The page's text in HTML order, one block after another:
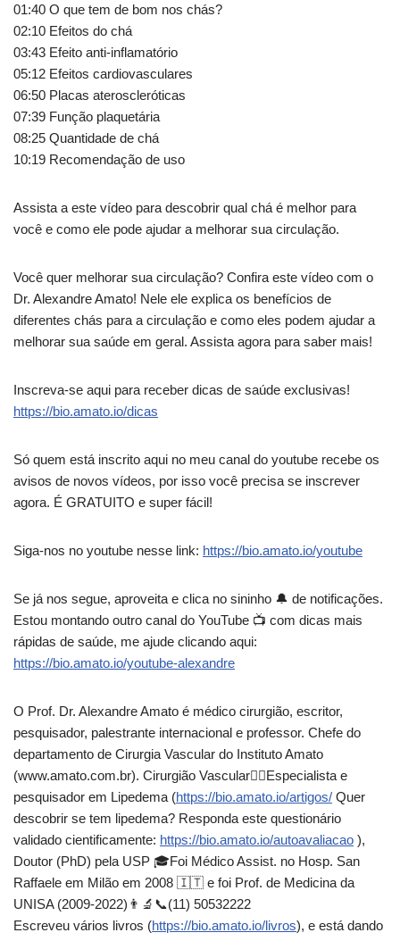
01:40 O que tem de bom nos chás?
02:10 Efeitos do chá
03:43 Efeito anti-inflamatório
05:12 Efeitos cardiovasculares
06:50 Placas ateroscleróticas
07:39 Função plaquetária
08:25 Quantidade de chá
10:19 Recomendação de uso
Assista a este vídeo para descobrir qual chá é melhor para
você e como ele pode ajudar a melhorar sua circulação.
Você quer melhorar sua circulação? Confira este vídeo com o
Dr. Alexandre Amato! Nele ele explica os benefícios de
diferentes chás para a circulação e como eles podem ajudar a
melhorar sua saúde em geral. Assista agora para saber mais!
Inscreva-se aqui para receber dicas de saúde exclusivas!
https://bio.amato.io/dicas
Só quem está inscrito aqui no meu canal do youtube recebe os
avisos de novos vídeos, por isso você precisa se inscrever
agora. É GRATUITO e super fácil!
Siga-nos no youtube nesse link: https://bio.amato.io/youtube
Se já nos segue, aproveita e clica no sininho 🔔 de notificações.
Estou montando outro canal do YouTube 📺️ com dicas mais
rápidas de saúde, me ajude clicando aqui:
https://bio.amato.io/youtube-alexandre
O Prof. Dr. Alexandre Amato é médico cirurgião, escritor,
pesquisador, palestrante internacional e professor. Chefe do
departamento de Cirurgia Vascular do Instituto Amato
(www.amato.com.br). Cirurgião Vascular👨‍⚕Especialista e
pesquisador em Lipedema (https://bio.amato.io/artigos/ Quer
descobrir se tem lipedema? Responda este questionário
validado cientificamente: https://bio.amato.io/autoavaliacao ),
Doutor (PhD) pela USP 🎓Foi Médico Assist. no Hosp. San
Raffaele em Milão em 2008 🇮🇹 e foi Prof. de Medicina da
UNISA (2009-2022)👨‍🔬📞(11) 50532222
Escreveu vários livros (https://bio.amato.io/livros), e está dando